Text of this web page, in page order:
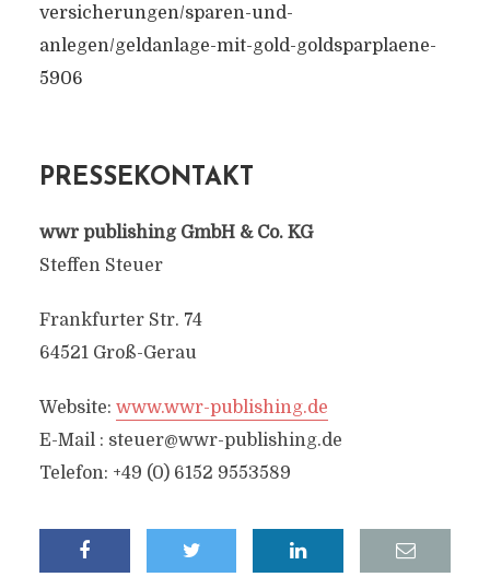
versicherungen/sparen-und-
anlegen/geldanlage-mit-gold-goldsparplaene-
5906
PRESSEKONTAKT
wwr publishing GmbH & Co. KG
Steffen Steuer
Frankfurter Str. 74
64521 Groß-Gerau
Website: www.wwr-publishing.de
E-Mail : steuer@wwr-publishing.de
Telefon: +49 (0) 6152 9553589